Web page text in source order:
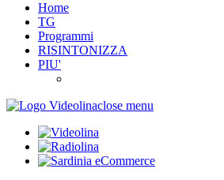
Home
TG
Programmi
RISINTONIZZA
PIU'
close menu